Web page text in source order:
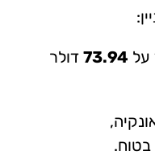
על 73.94 דולר
לאונקיה,